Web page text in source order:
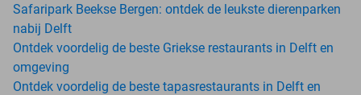
Safaripark Beekse Bergen: ontdek de leukste dierenparken
nabij Delft
Ontdek voordelig de beste Griekse restaurants in Delft en
omgeving
Ontdek voordelig de beste tapasrestaurants in Delft en